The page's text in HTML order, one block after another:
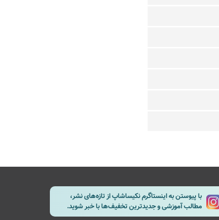
با پیوستن به اینستاگرم نکیساشاپ از تازه‌های نشر،
مطالب آموزشی و جدیدترین تخفیف‌ها با خبر شوید.